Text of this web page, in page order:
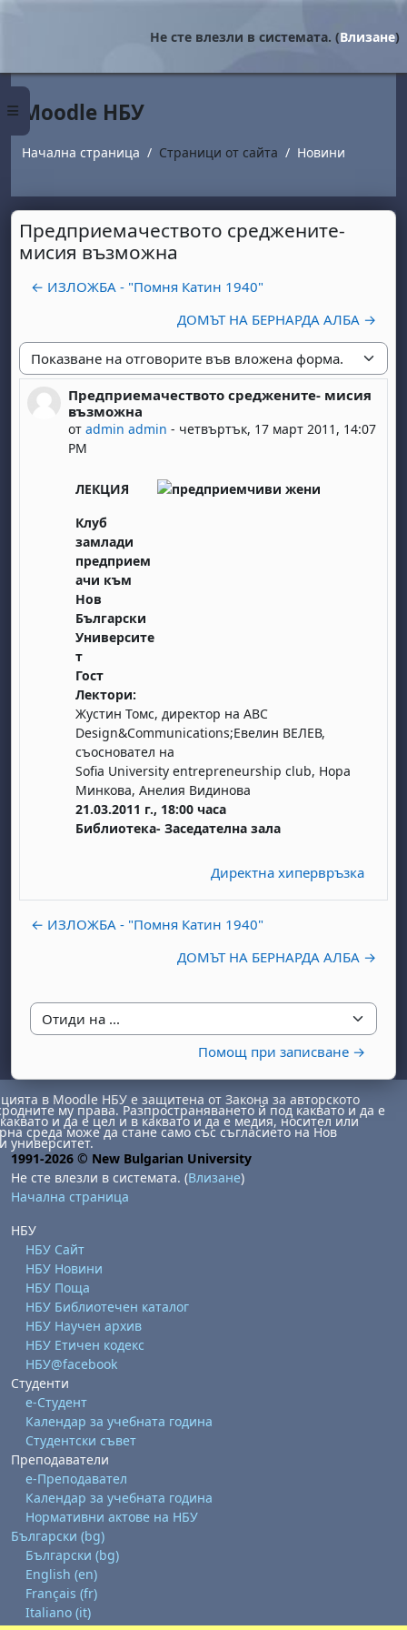
Страничен панел
Не сте влезли в системата. (Влизане)
Moodle НБУ
Начална страница Страници от сайта Новини
Предприемачеството среджените-
мисия възможна
← ИЗЛОЖБА - "Помня Катин 1940"
ДОМЪТ НА БЕРНАРДА АЛБА →
Начин на показване
Предприемачеството среджените- мисия
възможна
от admin admin - четвъртък, 17 март 2011, 14:07
PM
Number of replies: 0
ЛЕКЦИЯ
Клуб
замлади
предприем
ачи към
Нов
Български
Университе
т
Гост
Лектори:
Жустин Томс, директор на ABC
Design&Communications;Евелин ВЕЛЕВ,
съосновател на
Sofia University entrepreneurship club, Нора
Минкова, Анелия Видинова
21.03.2011 г., 18:00 часа
Библиотека- Заседателна зала
Директна хипервръзка
← ИЗЛОЖБА - "Помня Катин 1940"
ДОМЪТ НА БЕРНАРДА АЛБА →
Отиди на ...
Помощ при записване →
6 август
август8 август
неделя, 9 август
август
август
15 август
неделя, 16 август
август
август
29 август
неделя, 30 август
в Moodle НБУ е защитена от Закона за авторското
му права. Разпространяването й под каквато и да е
и да е цел и в каквато и да е медия, носител или
среда може да стане само със съгласието на Нов
университет.
1991-2026 © New Bulgarian University
Не сте влезли в системата. (Влизане)
Начална страница
НБУ
НБУ Сайт
НБУ Новини
НБУ Поща
НБУ Библиотечен каталог
НБУ Научен архив
НБУ Етичен кодекс
НБУ@facebook
Студенти
е-Студент
Календар за учебната година
Студентски съвет
Преподаватели
е-Преподавател
Календар за учебната година
Нормативни актове на НБУ
Български ‎(bg)‎
Български ‎(bg)‎
English ‎(en)‎
Français ‎(fr)‎
Italiano ‎(it)‎